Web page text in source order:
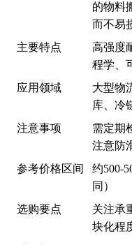
的物料
而不易
主要特点
高强度
程学、
应用领域
大型物
库、冷
注意事项
需定期
注意防
参考价格区间
约500-
同）
选购要点
关注承
块化程